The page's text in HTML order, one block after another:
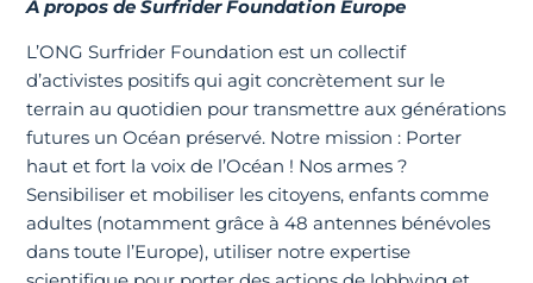
À propos de Surfrider Foundation Europe
L’ONG Surfrider Foundation est un collectif
d’activistes positifs qui agit concrètement sur le
terrain au quotidien pour transmettre aux générations
futures un Océan préservé. Notre mission : Porter
haut et fort la voix de l’Océan ! Nos armes ?
Sensibiliser et mobiliser les citoyens, enfants comme
adultes (notamment grâce à 48 antennes bénévoles
dans toute l’Europe), utiliser notre expertise